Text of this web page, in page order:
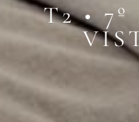
T2 •